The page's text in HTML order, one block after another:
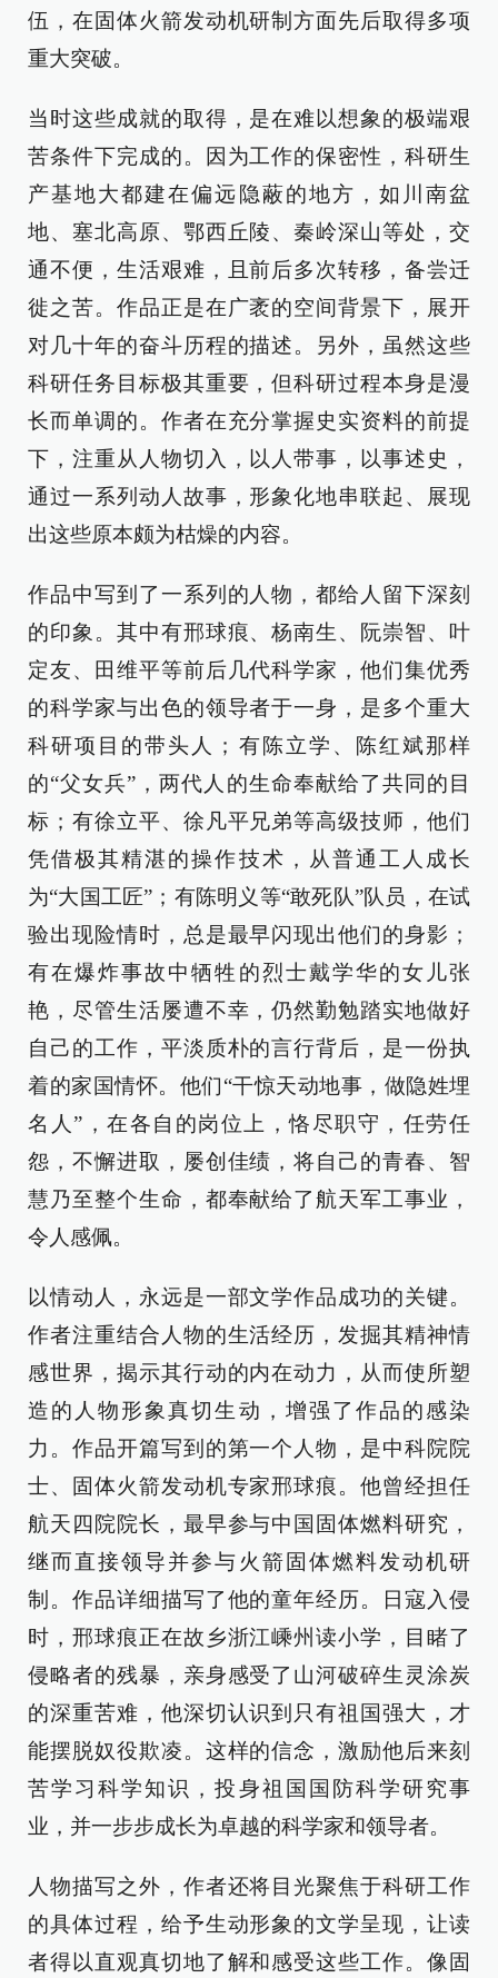
伍，在固体火箭发动机研制方面先后取得多项
重大突破。
当时这些成就的取得，是在难以想象的极端艰
苦条件下完成的。因为工作的保密性，科研生
产基地大都建在偏远隐蔽的地方，如川南盆
地、塞北高原、鄂西丘陵、秦岭深山等处，交
通不便，生活艰难，且前后多次转移，备尝迁
徙之苦。作品正是在广袤的空间背景下，展开
对几十年的奋斗历程的描述。另外，虽然这些
科研任务目标极其重要，但科研过程本身是漫
长而单调的。作者在充分掌握史实资料的前提
下，注重从人物切入，以人带事，以事述史，
通过一系列动人故事，形象化地串联起、展现
出这些原本颇为枯燥的内容。
作品中写到了一系列的人物，都给人留下深刻
的印象。其中有邢球痕、杨南生、阮崇智、叶
定友、田维平等前后几代科学家，他们集优秀
的科学家与出色的领导者于一身，是多个重大
科研项目的带头人；有陈立学、陈红斌那样
的“父女兵”，两代人的生命奉献给了共同的目
标；有徐立平、徐凡平兄弟等高级技师，他们
凭借极其精湛的操作技术，从普通工人成长
为“大国工匠”；有陈明义等“敢死队”队员，在试
验出现险情时，总是最早闪现出他们的身影；
有在爆炸事故中牺牲的烈士戴学华的女儿张
艳，尽管生活屡遭不幸，仍然勤勉踏实地做好
自己的工作，平淡质朴的言行背后，是一份执
着的家国情怀。他们“干惊天动地事，做隐姓埋
名人”，在各自的岗位上，恪尽职守，任劳任
怨，不懈进取，屡创佳绩，将自己的青春、智
慧乃至整个生命，都奉献给了航天军工事业，
令人感佩。
以情动人，永远是一部文学作品成功的关键。
作者注重结合人物的生活经历，发掘其精神情
感世界，揭示其行动的内在动力，从而使所塑
造的人物形象真切生动，增强了作品的感染
力。作品开篇写到的第一个人物，是中科院院
士、固体火箭发动机专家邢球痕。他曾经担任
航天四院院长，最早参与中国固体燃料研究，
继而直接领导并参与火箭固体燃料发动机研
制。作品详细描写了他的童年经历。日寇入侵
时，邢球痕正在故乡浙江嵊州读小学，目睹了
侵略者的残暴，亲身感受了山河破碎生灵涂炭
的深重苦难，他深切认识到只有祖国强大，才
能摆脱奴役欺凌。这样的信念，激励他后来刻
苦学习科学知识，投身祖国国防科学研究事
业，并一步步成长为卓越的科学家和领导者。
人物描写之外，作者还将目光聚焦于科研工作
的具体过程，给予生动形象的文学呈现，让读
者得以直观真切地了解和感受这些工作。像固